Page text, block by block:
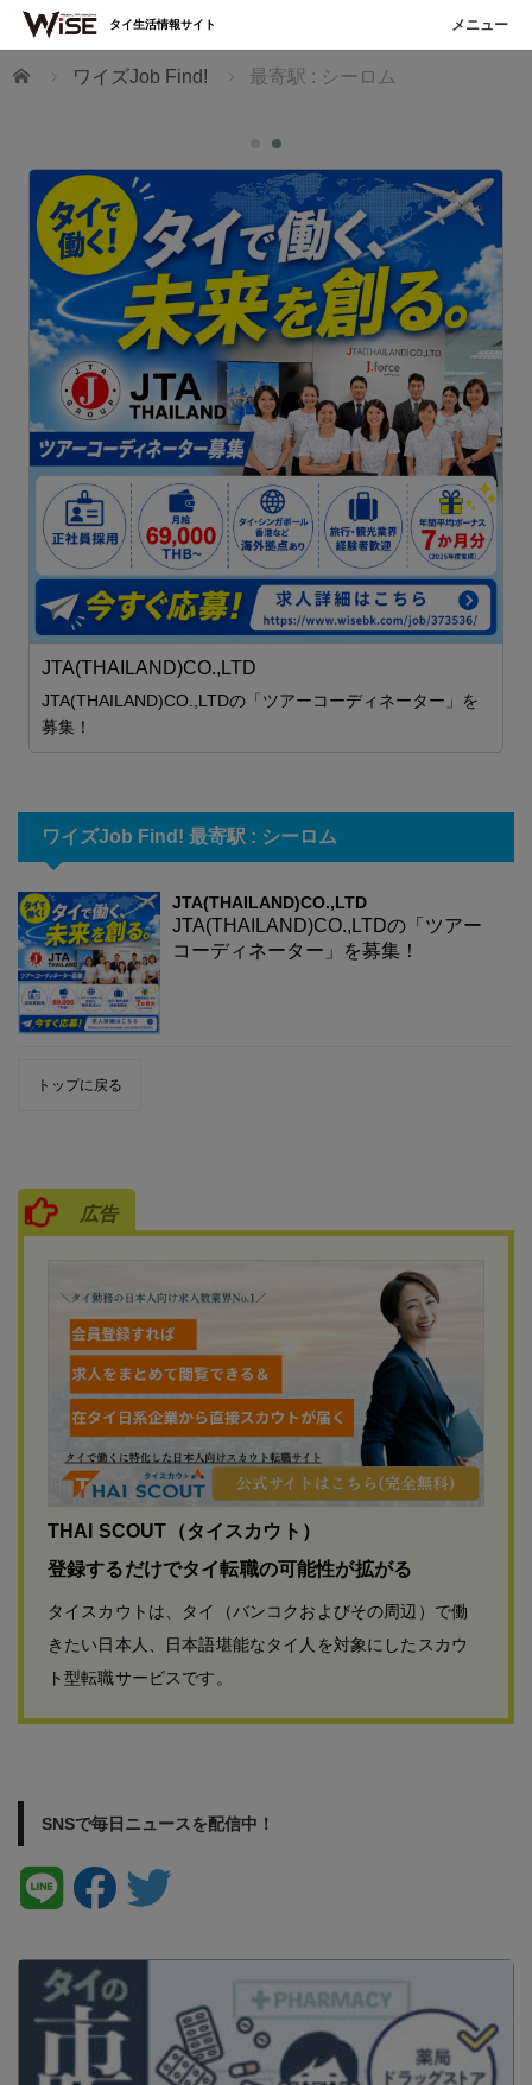
ホーム ワイズJob Find! 最寄駅 : シーロム
JTA(THAILAND)CO.,LTD
JTA(THAILAND)CO.,LTDの「ツアーコーディネーター」を
募集！
ワイズJob Find! 最寄駅 : シーロム
JTA(THAILAND)CO.,LTD
JTA(THAILAND)CO.,LTDの「ツアー
コーディネーター」を募集！
トップに戻る
広告
THAI SCOUT（タイスカウト）
登録するだけでタイ転職の可能性が拡がる
タイスカウトは、タイ（バンコクおよびその周辺）で働
きたい日本人、日本語堪能なタイ人を対象にしたスカウ
ト型転職サービスです。
SNSで毎日ニュースを配信中！
タイ生活情報サイト